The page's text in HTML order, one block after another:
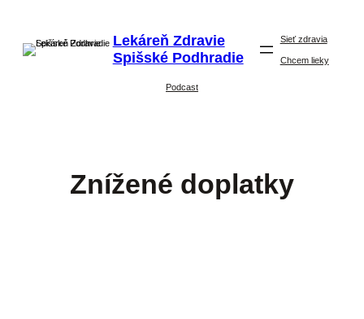
Lekáreň Zdravie
Spišské Podhradie
Sieť zdravia
Chcem lieky
Podcast
Znížené doplatky